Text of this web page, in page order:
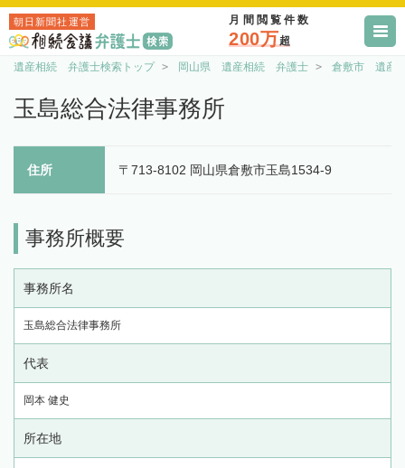
朝日新聞社運営 月間閲覧件数
200万超
遺産相続 弁護士検索トップ 岡山県 遺産相続 弁護士 倉敷市 遺産
玉島総合法律事務所
住所 〒713-8102 岡山県倉敷市玉島1534-9
事務所概要
事務所名
玉島総合法律事務所
代表
岡本 健史
所在地